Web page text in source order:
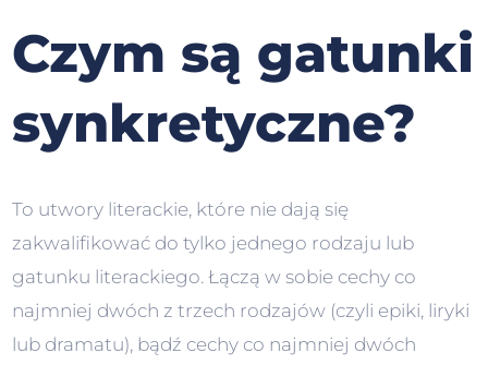
Czym są gatunki
synkretyczne?
To utwory literackie, które nie dają się
zakwalifikować do tylko jednego rodzaju lub
gatunku literackiego. Łączą w sobie cechy co
najmniej dwóch z trzech rodzajów (czyli epiki, liryki
lub dramatu), bądź cechy co najmniej dwóch